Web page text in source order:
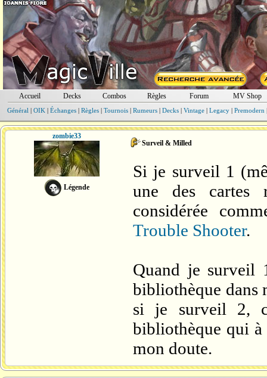
Accueil Decks Combos Règles Forum MV Shop
Général | OIK | Échanges| Règles| Tournois| Rumeurs| Decks| Vintage| Legacy| Premodern
zombie33
Légende
Surveil & Milled
Si je surveil 1
une des cartes
considérée
Trouble Shooter.
Quand je surveil
bibliothèque dans
si je surveil 2,
bibliothèque qui
mon doute.